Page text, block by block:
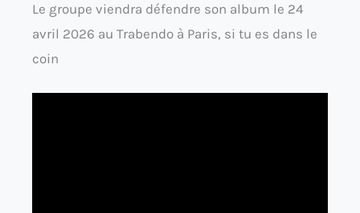
Le groupe viendra défendre son album le 24
avril 2026 au Trabendo à Paris, si tu es dans le
coin